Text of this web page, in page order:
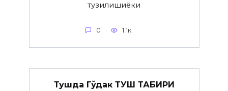
тузилишиёки
0 1.1к.
Тушда Гўдак ТУШ ТАБИРИ